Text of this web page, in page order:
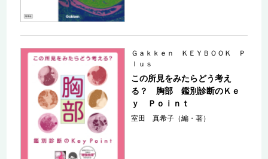
Ｇａｋｋｅｎ ＫＥＹＢＯＯＫ Ｐ
ｌｕｓ
この所見をみたらどう考え
る？ 胸部 鑑別診断のＫｅ
ｙ Ｐｏｉｎｔ
室田 真希子（編・著）